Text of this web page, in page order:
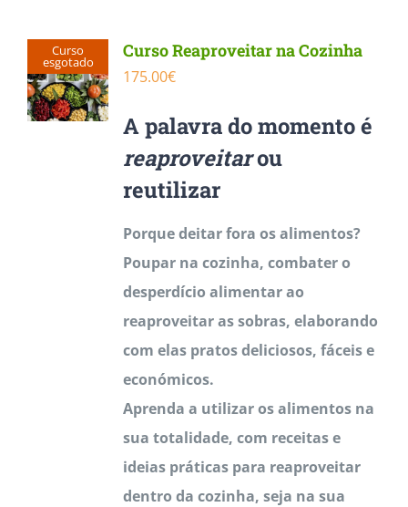
variants.
options
may
on
the
product
page
Curso
esgotado
Curso Reaproveitar na Cozinha
175.00€
A palavra do momento é
reaproveitarou
reutilizar
Porque deitar fora os alimentos?
Poupar na cozinha, combater o
desperdício alimentar ao
reaproveitar as sobras, elaborando
com elas pratos deliciosos, fáceis e
económicos.
Aprenda a utilizar os alimentos na
sua totalidade, com receitas e
ideias práticas para reaproveitar
dentro da cozinha, seja na sua